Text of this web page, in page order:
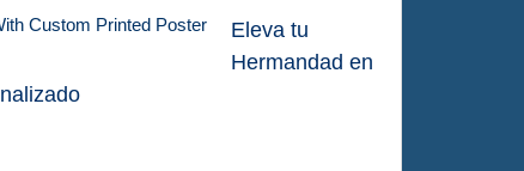
Eleva tu
Hermandad en